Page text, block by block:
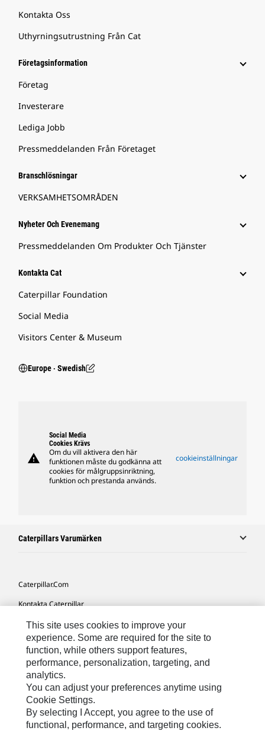
Kontakta Oss
Uthyrningsutrustning Från Cat
Företagsinformation
Företag
Investerare
Lediga Jobb
Pressmeddelanden Från Företaget
Branschlösningar
VERKSAMHETSOMRÅDEN
Nyheter Och Evenemang
Pressmeddelanden Om Produkter Och Tjänster
Kontakta Cat
Caterpillar Foundation
Social Media
Visitors Center & Museum
Europe ‧ Swedish
warning
Social Media
Cookies Krävs
Om du vill aktivera den här
funktionen måste du godkänna att
cookies för målgruppsinriktning,
funktion och prestanda används.
cookieinställningar
Caterpillars Varumärken
Caterpillar.com
Kontakta Caterpillar
Mina Marknadsföringspreferenser
Platskarta
Cookie Settings
Juridiskt
Sekretess
This site uses cookies to improve your
experience. Some are required for the site to
function, while others support features,
performance, personalization, targeting, and
analytics.
You can adjust your preferences anytime using
Cookie Settings.
By selecting I Accept, you agree to the use of
functional, performance, and targeting cookies.